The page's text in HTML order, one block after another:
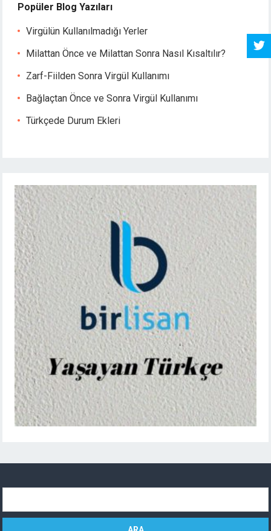
Popüler Blog Yazıları
Virgülün Kullanılmadığı Yerler
Milattan Önce ve Milattan Sonra Nasıl Kısaltılır?
Zarf-Fiilden Sonra Virgül Kullanımı
Bağlaçtan Önce ve Sonra Virgül Kullanımı
Türkçede Durum Ekleri